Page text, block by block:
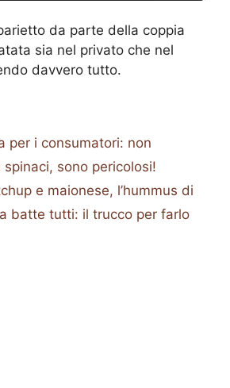
da parte della coppia
sia nel privato che nel
davvero tutto.
per i consumatori: non
sono pericolosi!
e maionese, l’hummus di
batte tutti: il trucco per farlo